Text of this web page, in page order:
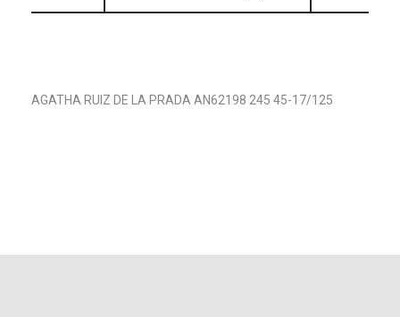
AGATHA RUIZ DE LA PRADA AN62198 245 45-17/125